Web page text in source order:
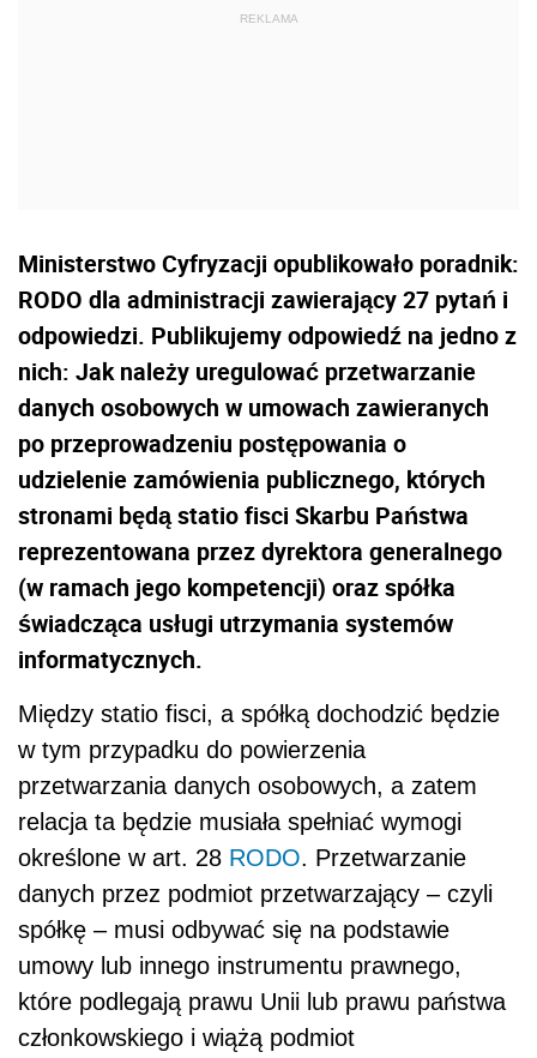
Ministerstwo Cyfryzacji opublikowało poradnik:
RODO dla administracji zawierający 27 pytań i
odpowiedzi. Publikujemy odpowiedź na jedno z
nich: Jak należy uregulować przetwarzanie
danych osobowych w umowach zawieranych
po przeprowadzeniu postępowania o
udzielenie zamówienia publicznego, których
stronami będą statio fisci Skarbu Państwa
reprezentowana przez dyrektora generalnego
(w ramach jego kompetencji) oraz spółka
świadcząca usługi utrzymania systemów
informatycznych.
Między statio fisci, a spółką dochodzić będzie
w tym przypadku do powierzenia
przetwarzania danych osobowych, a zatem
relacja ta będzie musiała spełniać wymogi
określone w art. 28 RODO. Przetwarzanie
danych przez podmiot przetwarzający – czyli
spółkę – musi odbywać się na podstawie
umowy lub innego instrumentu prawnego,
które podlegają prawu Unii lub prawu państwa
członkowskiego i wiążą podmiot